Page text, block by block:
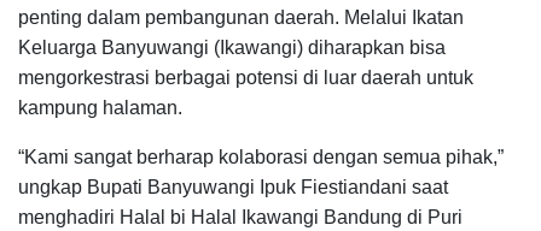
penting dalam pembangunan daerah. Melalui Ikatan
Keluarga Banyuwangi (Ikawangi) diharapkan bisa
mengorkestrasi berbagai potensi di luar daerah untuk
kampung halaman.
“Kami sangat berharap kolaborasi dengan semua pihak,”
ungkap Bupati Banyuwangi Ipuk Fiestiandani saat
menghadiri Halal bi Halal Ikawangi Bandung di Puri